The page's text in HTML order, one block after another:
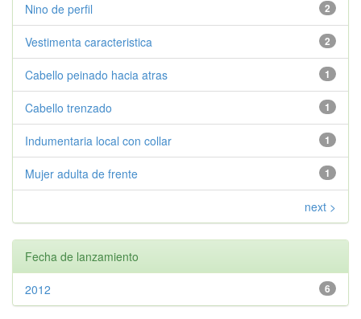
2
Nino de perfil
2
Vestimenta caracteristica
1
Cabello peinado hacia atras
1
Cabello trenzado
1
Indumentaria local con collar
1
Mujer adulta de frente
next >
Fecha de lanzamiento
6
2012